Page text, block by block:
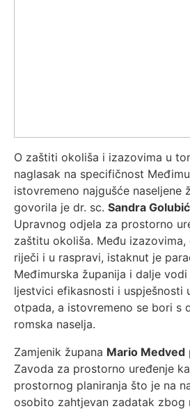
O zaštiti okoliša i izazovima u
naglasak na specifičnost
istovremeno najgušće naseljene
govorila je dr. sc. Sandra Golubić
Upravnog odjela za prostorno
zaštitu okoliša. Među
riječi i u raspravi, istaknut je
Međimurska županija i dalje
ljestvici efikasnosti i uspješnosti
otpada, a istovremeno se bori s
romska naselja.
Zamjenik župana Mario Medved
Zavoda za prostorno uređenje
prostornog planiranja što je na
osobito zahtjevan zadatak zbog